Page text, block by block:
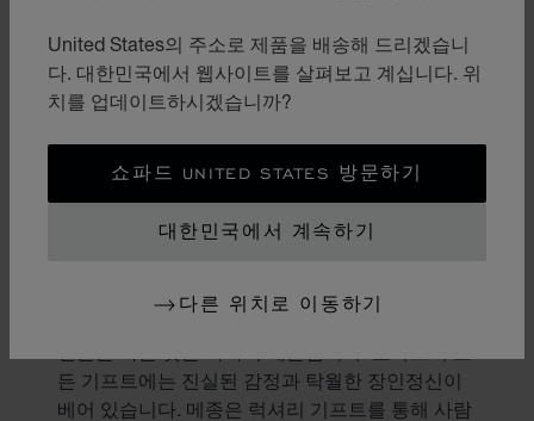
United States의 주소로 제품을 배송해 드리겠습니
다. 대한민국에서 웹사이트를 살펴보고 계십니다. 위
치를 업데이트하시겠습니까?
쇼파드 UNITED STATES 방문하기
대한민국에서 계속하기
다른 위치로 이동하기
선물의 미학
든 기프트에는 진실된 감정과 탁월한 장인정신이
베어 있습니다. 메종은 럭셔리 기프트를 통해 사람